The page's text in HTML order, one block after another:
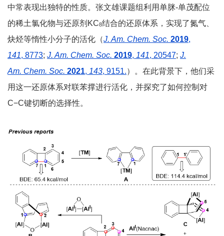
中常表现出独特的性质。张文雄课题组利用单脒-单茂配位
的稀土氯化物与还原剂KC8结合的还原体系，实现了氮气、
炔烃等惰性小分子的活化（J. Am. Chem. Soc. 2019,
141, 8773; J. Am. Chem. Soc. 2019, 141, 20547; J.
Am. Chem. Soc. 2021, 143, 9151.）。在此背景下，他们采
用这一还原体系对联苯撑进行活化，并探究了如何控制对
C−C键切断的选择性。